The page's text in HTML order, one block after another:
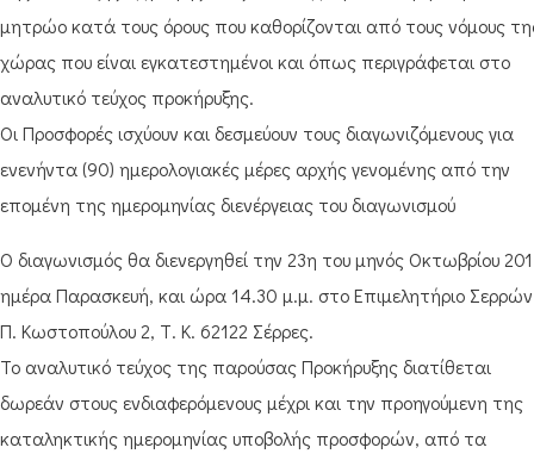
μητρώο κατά τους όρους που καθορίζονται από τους νόμους
χώρας που είναι εγκατεστημένοι και όπως περιγράφεται στο
αναλυτικό τεύχος προκήρυξης.
Οι Προσφορές ισχύουν και δεσμεύουν τους διαγωνιζόμενους για
ενενήντα (90) ημερολογιακές μέρες αρχής γενομένης από την
επομένη της ημερομηνίας διενέργειας του διαγωνισμού
Ο διαγωνισμός θα διενεργηθεί την 23η του μηνός Οκτωβρίου
ημέρα Παρασκευή, και ώρα 14.30 μ.μ. στο Επιμελητήριο
Π. Κωστοπούλου 2, Τ. Κ. 62122 Σέρρες.
Το αναλυτικό τεύχος της παρούσας Προκήρυξης διατίθεται
δωρεάν στους ενδιαφερόμενους μέχρι και την προηγούμενη της
καταληκτικής ημερομηνίας υποβολής προσφορών, από τα